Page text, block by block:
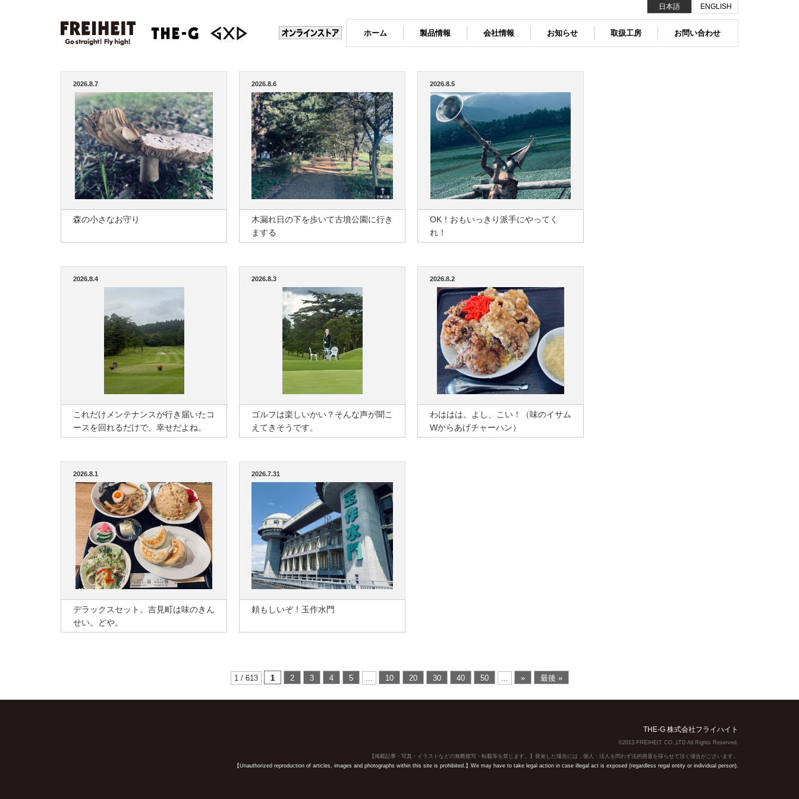
ホーム 製品情報 会社情報 お知らせ 取扱工房 お問い合わせ
日本語 ENGLISH
2026.8.7
森の小さなお守り
2026.8.6
木漏れ日の下を歩いて古墳公園に行き
まする
2026.8.5
OK！おもいっきり派手にやってく
れ！
2026.8.4
これだけメンテナンスが行き届いたコ
ースを回れるだけで、幸せだよね。
2026.8.3
ゴルフは楽しいかい？そんな声が聞こ
えてきそうです。
2026.8.2
わははは。よし、こい！（味のイサム
Wからあげチャーハン）
2026.8.1
デラックスセット。吉見町は味のきん
せい。どや。
2026.7.31
頼もしいぞ！玉作水門
1 / 613 1 2 3 4 5 ... 10 20 30 40 50 ... » 最後 »
THE-G 株式会社フライハイト
©2013 FREIHEIT CO.,LTD All Rights Reserved.
【掲載記事・写真・イラストなどの無断複写・転載等を禁じます。】発覚した場合には，個人・法人を問わず法的措置を採らせて頂く場合がございます。
【Unauthorized reproduction of articles, images and photographs within this site is prohibited.】We may have to take legal action in case illegal act is exposed (regardless regal entity or individual person).